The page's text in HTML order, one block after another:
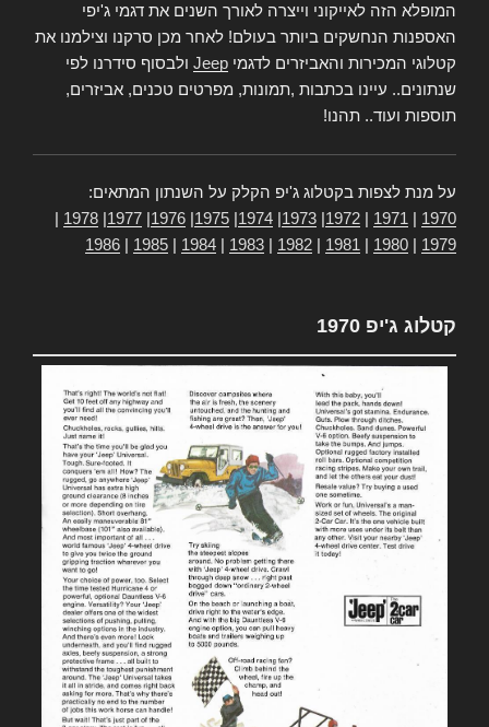
המופלא הזה לאייקוני וייצרה לאורך השנים את דגמי ג'יפי
האספנות הנחשקים ביותר בעולם! לאחר מכן סרקנו וצילמנו את
קטלוגי המכירות והאביזרים לדגמי Jeep ולבסוף סידרנו לפי
שנתונים.. עיינו בכתבות ,תמונות, מפרטים טכנים, אביזרים,
תוספות ועוד.. תהנו!
על מנת לצפות בקטלוג ג'יפ הקלק על השנתון המתאים:
1970
1971
1972
1973
1974
1975
1976
1977
1978
1979
1980
1981
1982
1983
1984
1985
1986
קטלוג ג'יפ 1970